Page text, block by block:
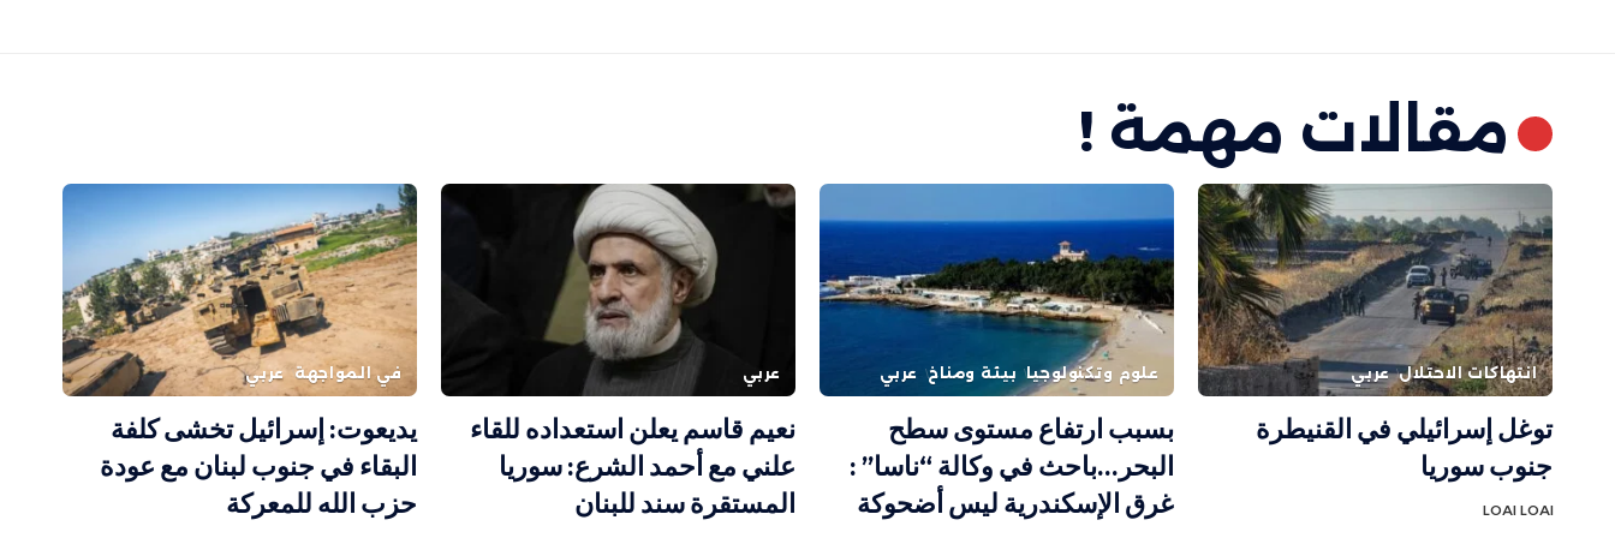
مقالات مهمة !
انتهاكات الاحتلال عربي
توغل إسرائيلي في القنيطرة
جنوب سوريا
LOAI LOAI
علوم وتكنولوجيا بيئة ومناخ عربي
بسبب ارتفاع مستوى سطح
البحر…باحث في وكالة “ناسا” :
غرق الإسكندرية ليس أضحوكة
عربي
نعيم قاسم يعلن استعداده للقاء
علني مع أحمد الشرع: سوريا
المستقرة سند للبنان
في المواجهة عربي
يديعوت: إسرائيل تخشى كلفة
البقاء في جنوب لبنان مع عودة
حزب الله للمعركة